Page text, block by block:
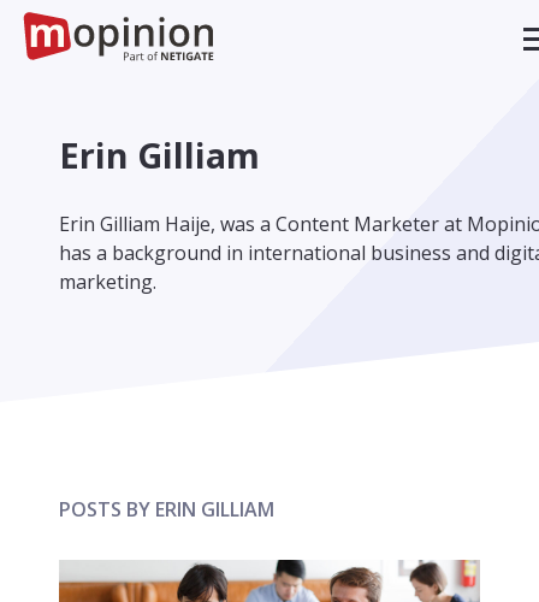
Erin Gilliam
Erin Gilliam Haije, was a Content Marketer at
has a background in international business and
marketing.
POSTS BY ERIN GILLIAM